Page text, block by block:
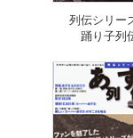
列伝シリー
踊り子列